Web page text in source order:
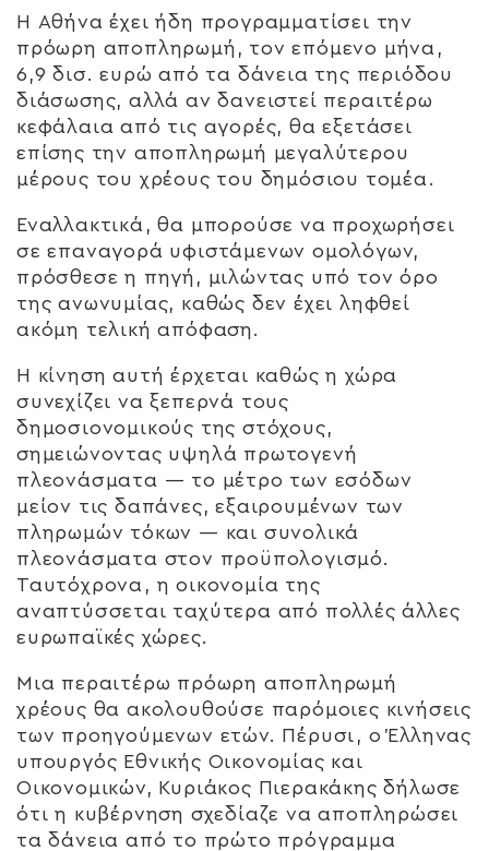
Η Αθήνα έχει ήδη προγραμματίσει την
πρόωρη αποπληρωμή, τον επόμενο μήνα,
6,9 δισ. ευρώ από τα δάνεια της περιόδου
διάσωσης, αλλά αν δανειστεί περαιτέρω
κεφάλαια από τις αγορές, θα εξετάσει
επίσης την αποπληρωμή μεγαλύτερου
μέρους του χρέους του δημόσιου τομέα.
Εναλλακτικά, θα μπορούσε να προχωρήσει
σε επαναγορά υφιστάμενων ομολόγων,
πρόσθεσε η πηγή, μιλώντας υπό τον όρο
της ανωνυμίας, καθώς δεν έχει ληφθεί
ακόμη τελική απόφαση.
Η κίνηση αυτή έρχεται καθώς η χώρα
συνεχίζει να ξεπερνά τους
δημοσιονομικούς της στόχους,
σημειώνοντας υψηλά πρωτογενή
πλεονάσματα — το μέτρο των εσόδων
μείον τις δαπάνες, εξαιρουμένων των
πληρωμών τόκων — και συνολικά
πλεονάσματα στον προϋπολογισμό.
Ταυτόχρονα, η οικονομία της
αναπτύσσεται ταχύτερα από πολλές άλλες
ευρωπαϊκές χώρες.
Μια περαιτέρω πρόωρη αποπληρωμή
χρέους θα ακολουθούσε παρόμοιες κινήσεις
των προηγούμενων ετών. Πέρυσι, ο Έλληνας
υπουργός Εθνικής Οικονομίας και
Οικονομικών, Κυριάκος Πιερακάκης δήλωσε
ότι η κυβέρνηση σχεδίαζε να αποπληρώσει
τα δάνεια από το πρώτο πρόγραμμα